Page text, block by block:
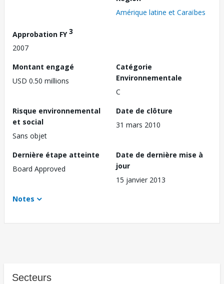
Amérique latine et Caraïbes
Approbation FY3
2007
Montant engagé
USD 0.50 millions
Catégorie
Environnementale
C
Risque environnemental
et social
Sans objet
Date de clôture
31 mars 2010
Dernière étape atteinte
Board Approved
Date de dernière mise à
jour
15 janvier 2013
Notes
Secteurs